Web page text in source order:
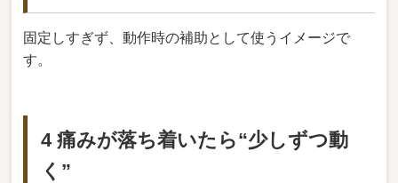
固定しすぎず、動作時の補助として使うイメージで
す。
4 痛みが落ち着いたら“少しずつ動
く”